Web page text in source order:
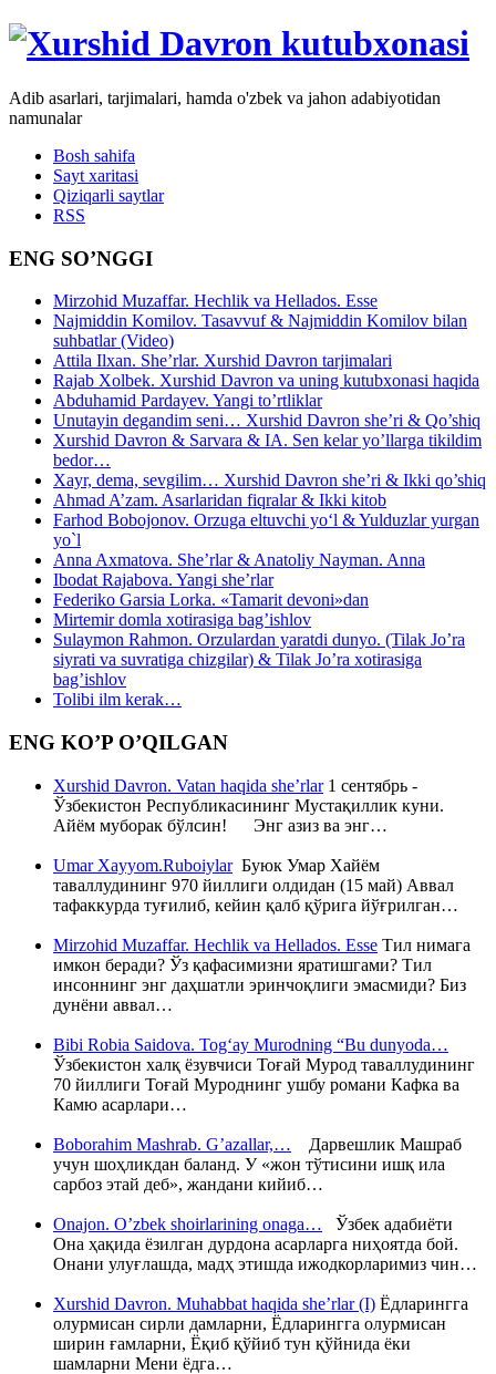
Adib asarlari, tarjimalari, hamda o'zbek va jahon adabiyotidan
namunalar
Bosh sahifa
Sayt xaritasi
Qiziqarli saytlar
RSS
ENG SO’NGGI
Mirzohid Muzaffar. Hechlik va Hellados. Esse
Najmiddin Komilov. Tasavvuf & Najmiddin Komilov bilan
suhbatlar (Video)
Attila Ilxan. She’rlar. Xurshid Davron tarjimalari
Rajab Xolbek. Xurshid Davron va uning kutubxonasi haqida
Abduhamid Pardayev. Yangi to’rtliklar
Unutayin degandim seni… Xurshid Davron she’ri & Qo’shiq
Xurshid Davron & Sarvara & IA. Sen kelar yo’llarga tikildim
bedor…
Xayr, dema, sevgilim… Xurshid Davron she’ri & Ikki qo’shiq
Ahmad A’zam. Asarlaridan fiqralar & Ikki kitob
Farhod Bobojonov. Orzuga eltuvchi yo‘l & Yulduzlar yurgan
yo`l
Anna Axmatova. She’rlar & Anatoliy Nayman. Anna
Ibodat Rajabova. Yangi she’rlar
Federiko Garsia Lorka. «Tamarit devoni»dan
Mirtemir domla xotirasiga bag’ishlov
Sulaymon Rahmon. Orzulardan yaratdi dunyo. (Tilak Jo’ra
siyrati va suvratiga chizgilar) & Tilak Jo’ra xotirasiga
bag’ishlov
Tolibi ilm kerak…
ENG KO’P O’QILGAN
Xurshid Davron. Vatan haqida she’rlar1 сентябрь -
Ўзбекистон Республикасининг Мустақиллик куни.
Айём муборак бўлсин! Энг азиз ва энг…
Umar Xayyom.RuboiylarБуюк Умар Хайём
таваллудининг 970 йиллиги олдидан (15 май) Аввал
тафаккурда туғилиб, кейин қалб қўрига йўғрилган…
Mirzohid Muzaffar. Hechlik va Hellados. Esse Тил нимага
имкон беради? Ўз қафасимизни яратишгами? Тил
инсоннинг энг даҳшатли эринчоқлиги эмасмиди? Биз
дунёни аввал…
Bibi Robia Saidova. Tog‘ay Murodning “Bu dunyoda…
Ўзбекистон халқ ёзувчиси Тоғай Мурод таваллудининг
70 йиллиги Тоғай Муроднинг ушбу романи Кафка ва
Камю асарлари…
Boborahim Mashrab. G’azallar,… Дарвешлик Машраб
учун шоҳликдан баланд. У «жон тўтисини ишқ ила
сарбоз этай деб», жандани кийиб…
Onajon. O’zbek shoirlarining onaga… Ўзбек адабиёти
Она ҳақида ёзилган дурдона асарларга ниҳоятда бой.
Онани улуғлашда, мадҳ этишда ижодкорларимиз чин…
Xurshid Davron. Muhabbat haqida she’rlar (I) Ёдларингга
олурмисан сирли дамларни, Ёдларингга олурмисан
ширин ғамларни, Ёқиб қўйиб тун қўйнида ёки
шамларни Мени ёдга…